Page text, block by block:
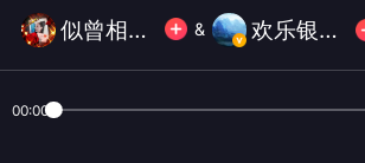
企得正怕咩呢✌感冒中🌹找一首好一點
點的庫存祝大家520快樂🎉風趣幽默的
圖騰哥哥友誼永固🌹呢首係我飲歌嚟㗎
#520快樂##🌙##我要上推荐#
似曾相识的💝夢儿 & 欢乐银图腾
00:00